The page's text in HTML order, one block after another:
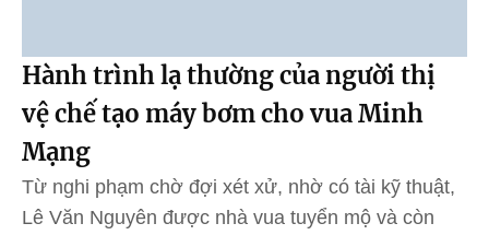
Hành trình lạ thường của người thị
vệ chế tạo máy bơm cho vua Minh
Mạng
Từ nghi phạm chờ đợi xét xử, nhờ có tài kỹ thuật,
Lê Văn Nguyên được nhà vua tuyển mộ và còn